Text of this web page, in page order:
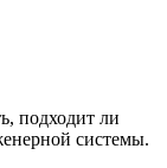
подходит ли
системы.